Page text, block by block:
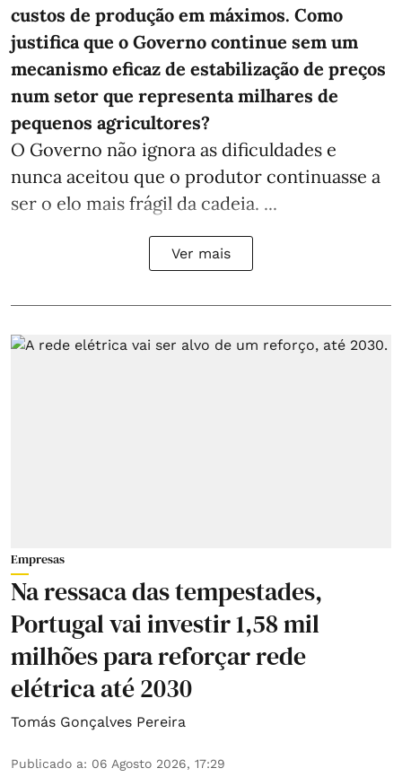
custos de produção em máximos. Como
justifica que o Governo continue sem um
mecanismo eficaz de estabilização de preços
num setor que representa milhares de
pequenos agricultores?
O Governo não ignora as dificuldades e
nunca aceitou que o produtor continuasse a
ser o elo mais frágil da cadeia. ...
Ver mais
Empresas
Na ressaca das tempestades,
Portugal vai investir 1,58 mil
milhões para reforçar rede
elétrica até 2030
Tomás Gonçalves Pereira
Publicado a: 06 Agosto 2026, 17:29